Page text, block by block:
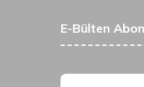
E-Bülten